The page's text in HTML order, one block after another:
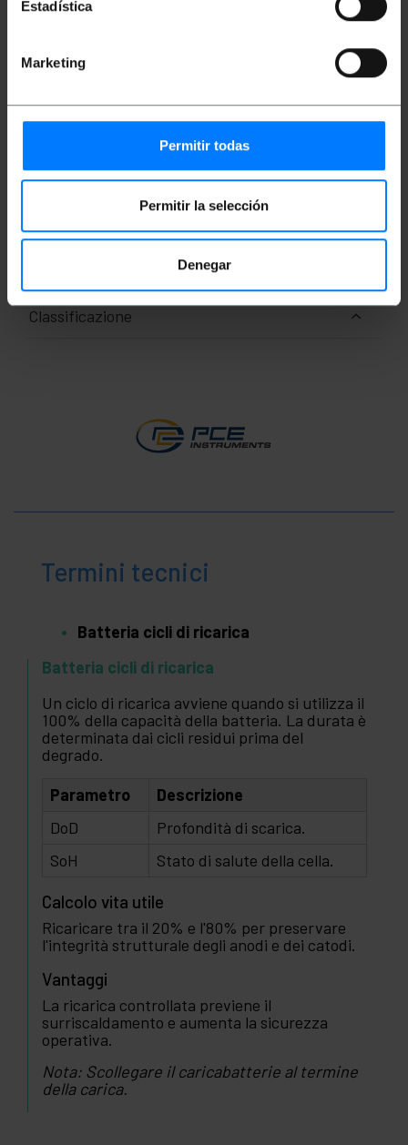
Estadística
Marketing
Permitir todas
Permitir la selección
Denegar
a distanza
Funzione somma: permette di sommare e
indicare la pesatura di più carichi consecutivi
continue per circa 45 ore
Apertura grillo: 23 mm
Peso lordo: 1.75 kg
Classificazione
Termini tecnici
Batteria cicli di ricarica
Batteria cicli di ricarica
Un ciclo di ricarica avviene quando si utilizza il
100% della capacità della batteria. La durata è
determinata dai cicli residui prima del
degrado.
Parametro
Descrizione
DoD
Profondità di scarica.
SoH
Stato di salute della cella.
Calcolo vita utile
Ricaricare tra il 20% e l'80% per preservare
l'integrità strutturale degli anodi e dei catodi.
Vantaggi
La ricarica controllata previene il
surriscaldamento e aumenta la sicurezza
operativa.
Nota: Scollegare il caricabatterie al termine
della carica.